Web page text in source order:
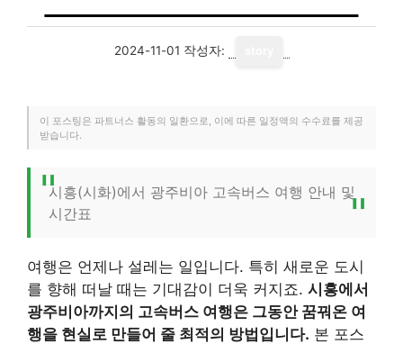
2024-11-01 작성자:
이 포스팅은 파트너스 활동의 일환으로, 이에 따른 일정액의 수수료를 제공
받습니다.
시흥(시화)에서 광주비아 고속버스 여행 안내 및
시간표
여행은 언제나 설레는 일입니다. 특히 새로운 도시
를 향해 떠날 때는 기대감이 더욱 커지죠. 시흥에서
광주비아까지의 고속버스 여행은 그동안 꿈꿔온 여
행을 현실로 만들어 줄 최적의 방법입니다. 본 포스